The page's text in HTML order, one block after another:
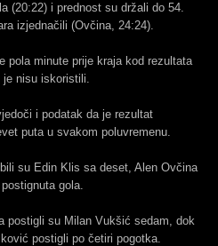
(20:22) i prednost su držali do 54.
izjednačili (Ovčina, 24:24).
pola minute prije kraja kod rezultata
je nisu iskoristili.
i podatak da je rezultat
puta u svakom poluvremenu.
su Edin Klis sa deset, Alen Ovčina
gola.
postigli su Milan Vukšić sedam, dok
postigli po četiri pogotka.